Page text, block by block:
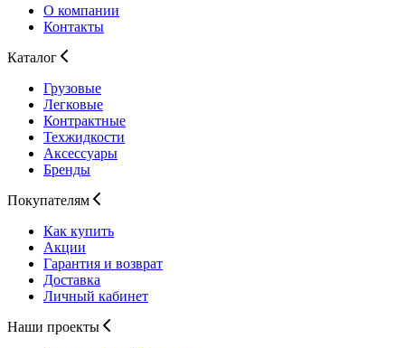
О компании
Контакты
Каталог
Грузовые
Легковые
Контрактные
Техжидкости
Аксессуары
Бренды
Покупателям
Как купить
Акции
Гарантия и возврат
Доставка
Личный кабинет
Наши проекты